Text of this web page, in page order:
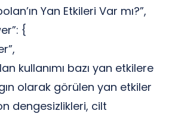
Yan Etkileri Var mı?”,
{
kullanımı bazı yan etkilere
olarak görülen yan etkiler
dengesizlikleri, cilt